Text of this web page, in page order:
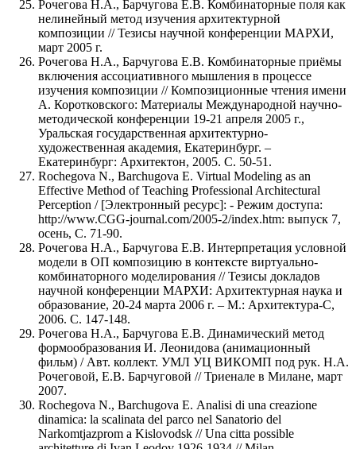
Рочегова Н.А., Барчугова Е.В. Комбинаторные поля как
нелинейный метод изучения архитектурной
композиции // Тезисы научной конференции МАРХИ,
март 2005 г.
Рочегова Н.А., Барчугова Е.В. Комбинаторные приёмы
включения ассоциативного мышления в процессе
изучения композиции // Композиционные чтения имени
А. Коротковского: Материалы Международной научно-
методической конференции 19-21 апреля 2005 г.,
Уральская государственная архитектурно-
художественная академия, Екатеринбург. –
Екатеринбург: Архитектон, 2005. С. 50-51.
Rochegova N., Barchugova Е. Virtual Modeling as an
Effective Method of Teaching Professional Architectural
Perception / [Электронный ресурс]: - Режим доступа:
http://www.CGG-journal.com/2005-2/index.htm: выпуск 7,
осень, С. 71-90.
Рочегова Н.А., Барчугова Е.В. Интерпретация условной
модели в ОП композицию в контексте виртуально-
комбинаторного моделирования // Тезисы докладов
научной конференции МАРХИ: Архитектурная наука и
образование, 20-24 марта 2006 г. – М.: Архитектура-С,
2006. С. 147-148.
Рочегова Н.А., Барчугова Е.В. Динамический метод
формообразования И. Леонидова (анимационный
фильм) / Авт. коллект. УМЛ УЦ ВИКОМП под рук. Н.А.
Рочеговой, Е.В. Барчуговой // Триенале в Милане, март
2007.
Rochegova N., Barchugova Е. Analisi di una creazione
dinamica: la scalinata del parco nel Sanatorio del
Narkomtjazprom a Kislovodsk // Una citta possible